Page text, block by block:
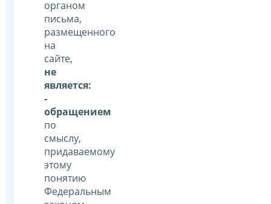
органом
письма,
размещенного
на
сайте,
не
является:
-
обращением
по
смыслу,
придаваемому
этому
понятию
Федеральным